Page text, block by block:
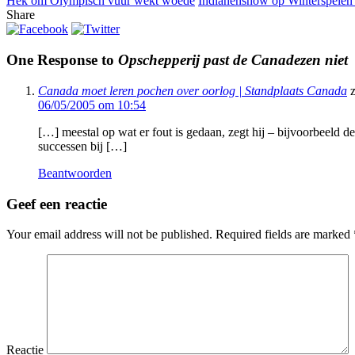
Share
One Response to Opschepperij past de Canadezen niet
Canada moet leren pochen over oorlog | Standplaats Canada
06/05/2005 om 10:54
[…] meestal op wat er fout is gedaan, zegt hij – bijvoorbeeld
successen bij […]
Beantwoorden
Geef een reactie
Your email address will not be published. Required fields are marked
Reactie